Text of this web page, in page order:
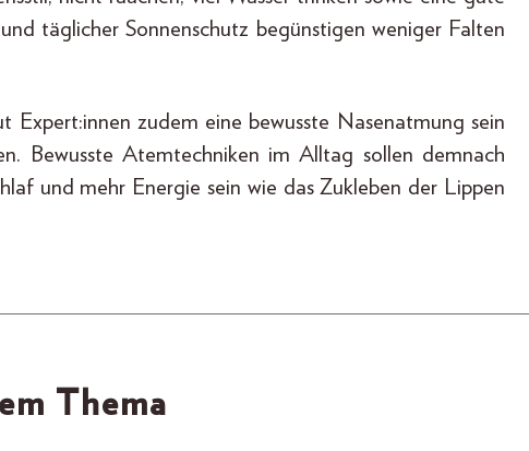
täglicher Sonnenschutz begünstigen weniger Falten
zudem eine bewusste Nasenatmung sein
Bewusste Atemtechniken im Alltag sollen demnach
und mehr Energie sein wie das Zukleben der Lippen
Thema